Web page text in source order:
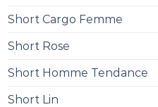
Short Cargo Femme
Short Rose
Short Homme Tendance
Short Lin